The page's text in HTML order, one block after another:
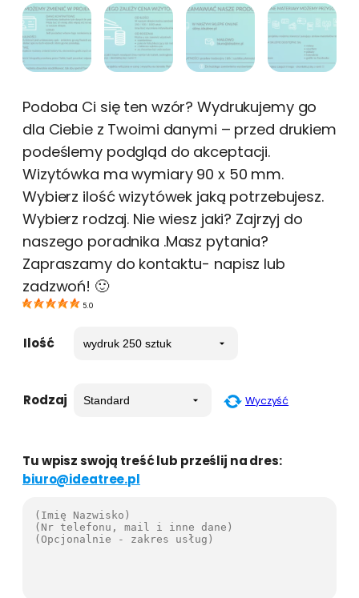
Podoba Ci się ten wzór? Wydrukujemy go
dla Ciebie z Twoimi danymi – przed drukiem
podeślemy podgląd do akceptacji.
Wizytówka ma wymiary 90 x 50 mm.
Wybierz ilość wizytówek jaką potrzebujesz.
Wybierz rodzaj. Nie wiesz jaki? Zajrzyj do
naszego poradnika .Masz pytania?
Zapraszamy do kontaktu- napisz lub
zadzwoń! 🙂
5.0
Ilość
Rodzaj Wyczyść
Tu wpisz swoją treść lub prześlij na dres:
biuro@ideatree.pl